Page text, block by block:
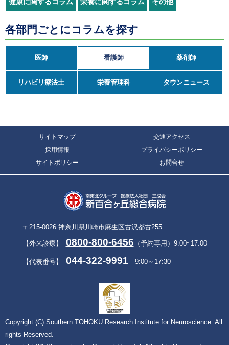
健康に関するコラム 栄養に関するコラム その他
各部門ごとにコラムを探す
医師 看護師 薬剤師
リハビリ療法士 栄養管理科 タウンニュース
サイトマップ 交通アクセス
採用情報 プライバシーポリシー
サイトポリシー お問合せ
〒215-0026 神奈川県川崎市麻生区古沢都古255
【外来診療】 0800-800-6456 （予約専用）9:00~17:00
【代表番号】 044-322-9991 9:00～17:30
Copyright (C) Southern TOHOKU Research Institute for Neuroscience. All
rights Reserved.